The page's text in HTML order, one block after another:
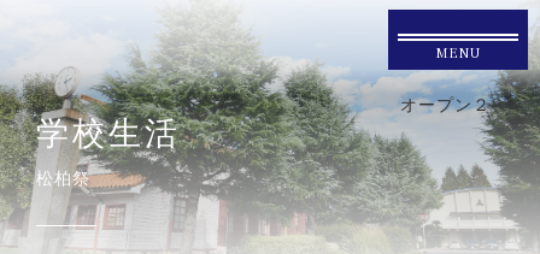
MENU
オープン２
学校生活
松柏祭